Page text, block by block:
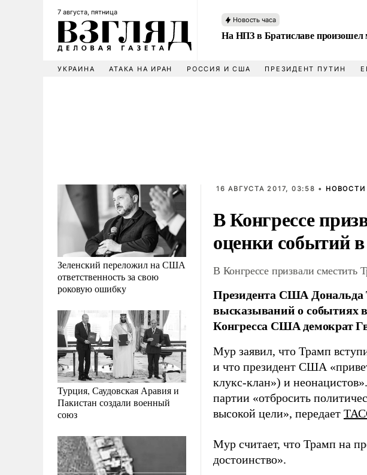
7 августа, пятница
Новость часа
На НПЗ в Братиславе
УКРАИНА АТАКА НА ИРАН РОССИЯ И США ПРЕЗИДЕНТ ПУТИН
Зеленский переложил на США
ответственность за свою
роковую ошибку
Турция, Саудовская Аравия и
Пакистан создали военный
союз
16 АВГУСТА 2017, 03:58 • НОВОСТИ
В Конгрессе
оценки событий
В Конгрессе призвали сместить
Президента США Дональда
высказываний о событиях
Конгресса США демократ
Мур заявил, что Трамп
и что президент США
клукс-клан») и
партии «отбросить
высокой цели», передает
Мур считает, что Трамп на
достоинство».